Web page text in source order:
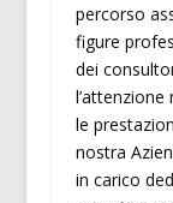
percorso
figure
dei
le
nostra
in carico